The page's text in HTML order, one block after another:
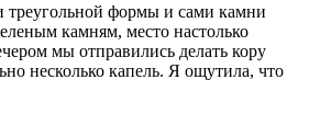
треугольной формы и сами камни
камням, место настолько
мы отправились делать кору
несколько капель. Я ощутила, что